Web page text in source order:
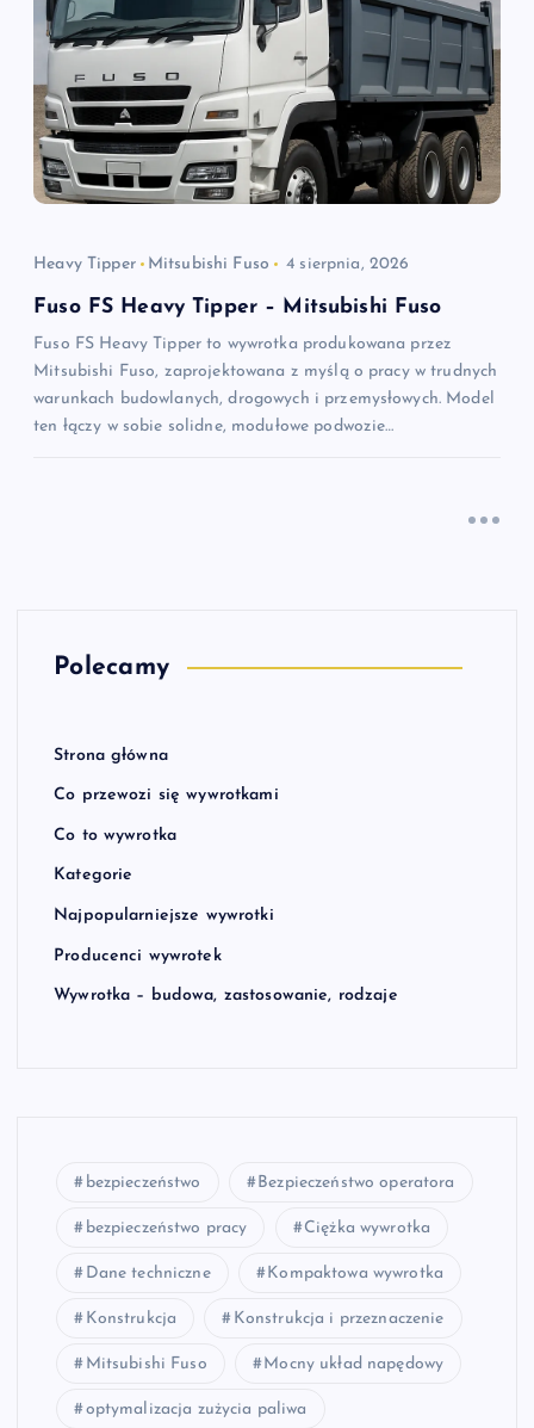
Heavy Tipper Mitsubishi Fuso 4 sierpnia, 2026
Fuso FS Heavy Tipper – Mitsubishi Fuso
Fuso FS Heavy Tipper to wywrotka produkowana przez
Mitsubishi Fuso, zaprojektowana z myślą o pracy w trudnych
warunkach budowlanych, drogowych i przemysłowych. Model
ten łączy w sobie solidne, modułowe podwozie…
Polecamy
Strona główna
Co przewozi się wywrotkami
Co to wywrotka
Kategorie
Najpopularniejsze wywrotki
Producenci wywrotek
Wywrotka – budowa, zastosowanie, rodzaje
bezpieczeństwo Bezpieczeństwo operatora
bezpieczeństwo pracy Ciężka wywrotka
Dane techniczne Kompaktowa wywrotka
Konstrukcja Konstrukcja i przeznaczenie
Mitsubishi Fuso Mocny układ napędowy
optymalizacja zużycia paliwa